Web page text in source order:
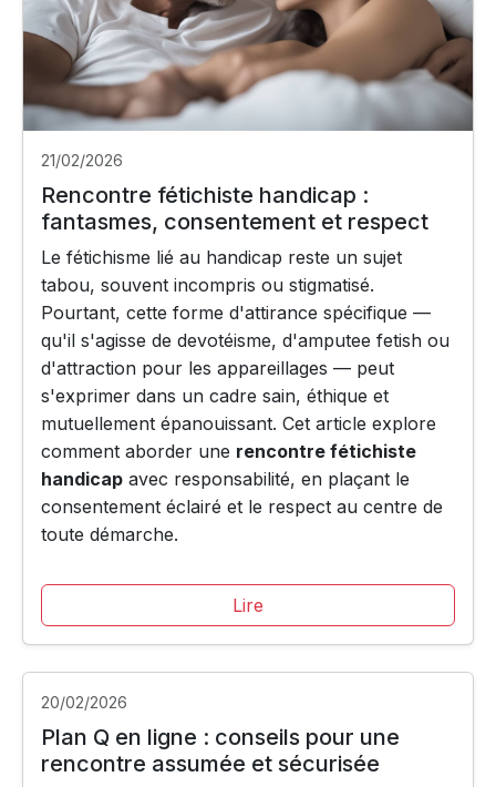
21/02/2026
Rencontre fétichiste handicap :
fantasmes, consentement et respect
Le fétichisme lié au handicap reste un sujet
tabou, souvent incompris ou stigmatisé.
Pourtant, cette forme d'attirance spécifique —
qu'il s'agisse de devotéisme, d'amputee fetish ou
d'attraction pour les appareillages — peut
s'exprimer dans un cadre sain, éthique et
mutuellement épanouissant. Cet article explore
comment aborder une rencontre fétichiste
handicap avec responsabilité, en plaçant le
consentement éclairé et le respect au centre de
toute démarche.
Lire
20/02/2026
Plan Q en ligne : conseils pour une
rencontre assumée et sécurisée